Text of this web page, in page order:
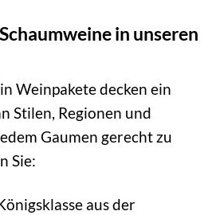
in unseren
Weinpakete decken ein
Stilen, Regionen und
Gaumen gerecht zu
Sie:
aus der